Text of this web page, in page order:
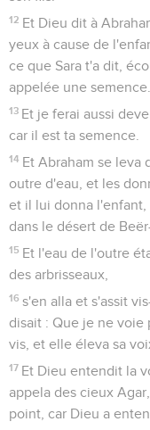
12 Et Dieu dit à
yeux à cause de
ce que Sara t'a dit,
appelée une semence.
13 Et je ferai aussi
car il est ta semence.
14 Et Abraham se leva
outre d'eau, et les
et il lui donna l'enfant,
dans le désert de
15 Et l'eau de l'outre
des arbrisseaux,
16 s'en alla et s'assit
disait : Que je ne voie
vis, et elle éleva sa
17 Et Dieu entendit la
appela des cieux
point, car Dieu a